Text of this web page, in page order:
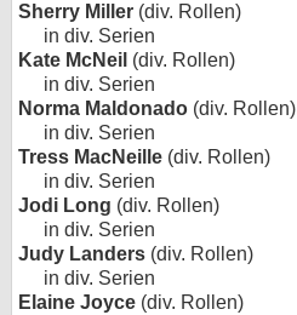
Sherry Miller (div. Rollen)
in div. Serien
Kate McNeil (div. Rollen)
in div. Serien
Norma Maldonado (div. Rollen)
in div. Serien
Tress MacNeille (div. Rollen)
in div. Serien
Jodi Long (div. Rollen)
in div. Serien
Judy Landers (div. Rollen)
in div. Serien
Elaine Joyce (div. Rollen)